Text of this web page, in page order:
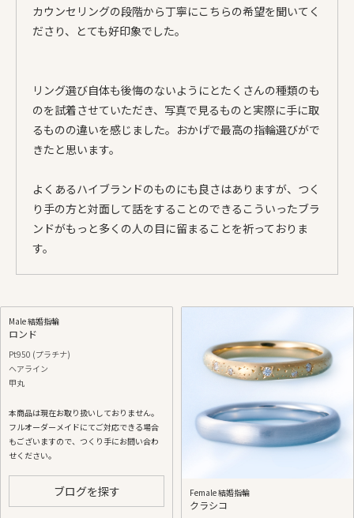
カウンセリングの段階から丁寧にこちらの希望を聞いてく
ださり、とても好印象でした。
リング選び自体も後悔のないようにとたくさんの種類のも
のを試着させていただき、写真で見るものと実際に手に取
るものの違いを感じました。おかげで最高の指輪選びがで
きたと思います。
よくあるハイブランドのものにも良さはありますが、つく
り手の方と対面して話をすることのできるこういったブラ
ンドがもっと多くの人の目に留まることを祈っておりま
す。
Male 結婚指輪
ロンド
Pt950 (プラチナ)
ヘアライン
甲丸
本商品は現在お取り扱いしておりません。
フルオーダーメイドにてご対応できる場合
もございますので、つくり手にお問い合わ
せください。
ブログを探す Female 結婚指輪
クラシコ